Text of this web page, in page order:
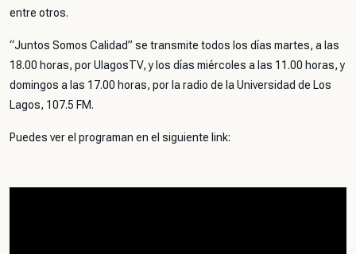
entre otros.
“Juntos Somos Calidad” se transmite todos los días martes, a las
18.00 horas, por UlagosTV, y los días miércoles a las 11.00 horas, y
domingos a las 17.00 horas, por la radio de la Universidad de Los
Lagos, 107.5 FM.
Puedes ver el programan en el siguiente link: